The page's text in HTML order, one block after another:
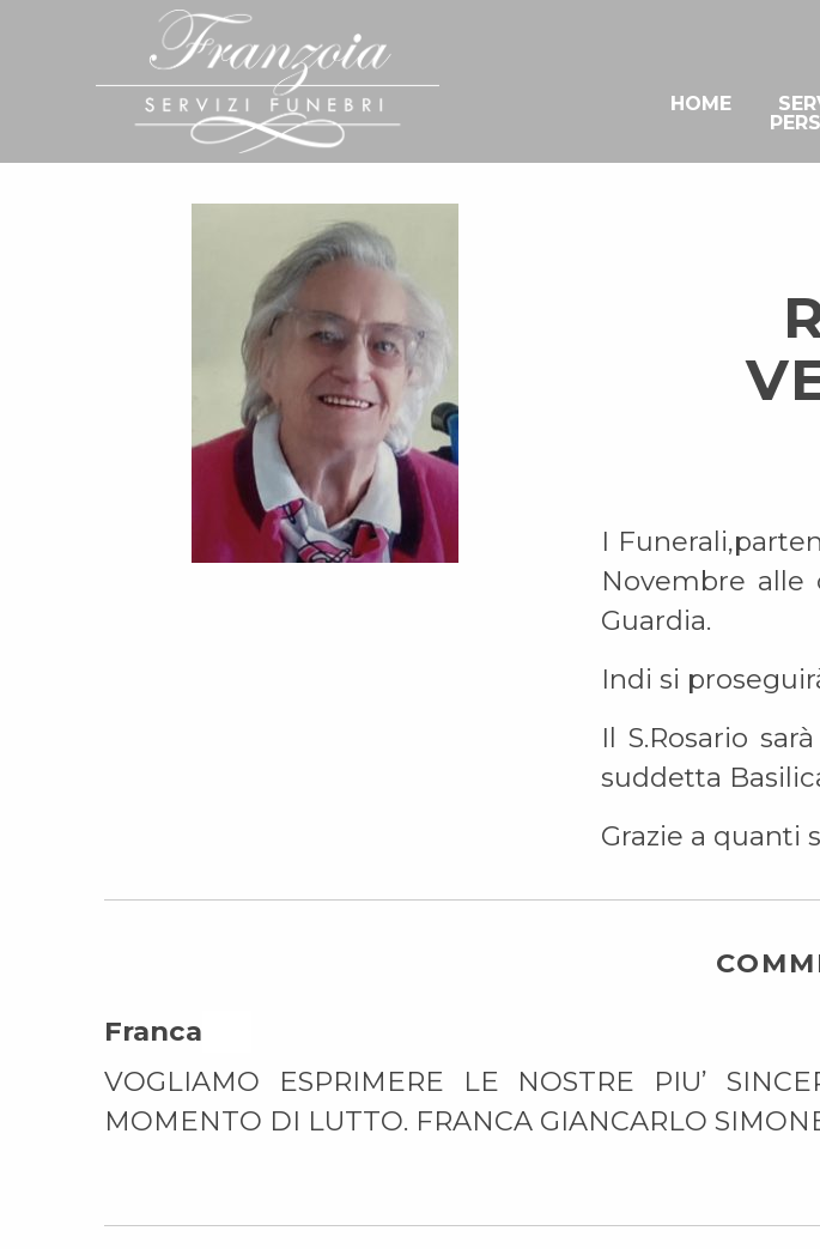
HOME
I
Novembre alle
Guardia.
Indi si
Il S.Rosario
suddetta
Grazie a quanti
Franca On
VOGLIAMO ESPRIMERE LE NOSTRE PIU’
MOMENTO DI LUTTO. FRANCA GIANCARLO